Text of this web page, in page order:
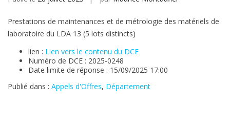
Prestations de maintenances et de métrologie des matériels de
laboratoire du LDA 13 (5 lots distincts)
lien : Lien vers le contenu du DCE
Numéro de DCE : 2025-0248
Date limite de réponse : 15/09/2025 17:00
Publié dans : Appels d'Offres, Département